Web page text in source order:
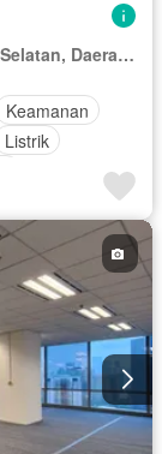
RW 04, Cilandak Barat, Cilandak, Jakarta Selatan, Daerah Khusus Ibukota Jakarta
Keamanan
Listrik